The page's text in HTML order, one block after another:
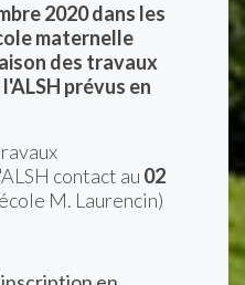
2020 dans les
maternelle
des travaux
prévus en
contact au 02
M. Laurencin)